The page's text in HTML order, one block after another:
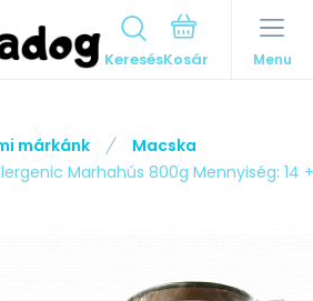
Keresés Menu
márkánk
Macska
Marhahús 800g Mennyiség: 14